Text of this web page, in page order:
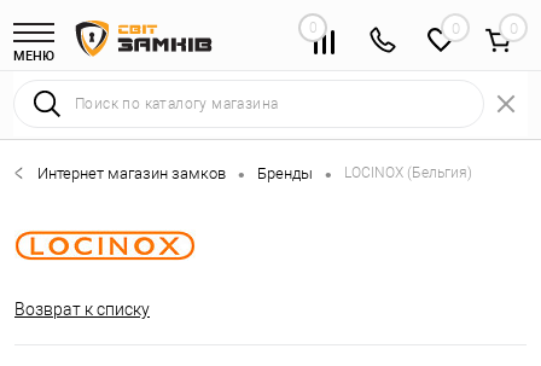
МЕНЮ
0 0
Интернет магазин замков • Бренды • LOCINOX (Бельгия)
Возврат к списку